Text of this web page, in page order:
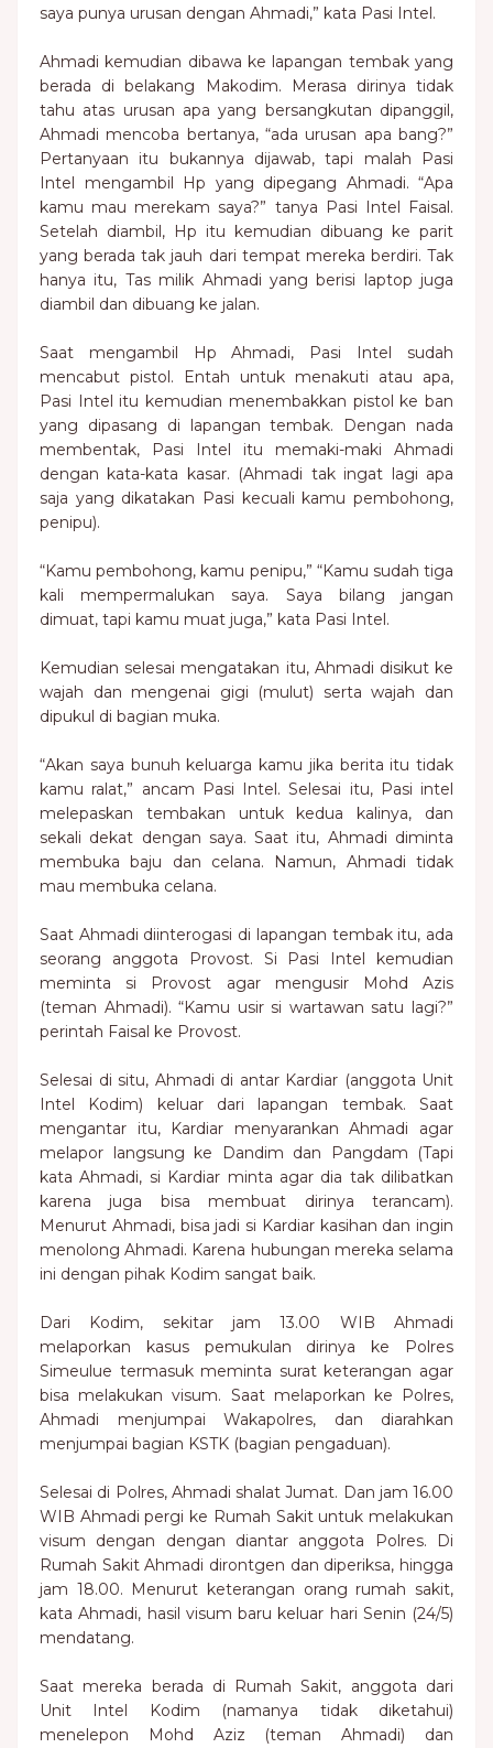
saya punya urusan dengan Ahmadi,” kata Pasi Intel.
Ahmadi kemudian dibawa ke lapangan tembak yang
berada di belakang Makodim. Merasa dirinya tidak
tahu atas urusan apa yang bersangkutan dipanggil,
Ahmadi mencoba bertanya, “ada urusan apa bang?”
Pertanyaan itu bukannya dijawab, tapi malah Pasi
Intel mengambil Hp yang dipegang Ahmadi. “Apa
kamu mau merekam saya?” tanya Pasi Intel Faisal.
Setelah diambil, Hp itu kemudian dibuang ke parit
yang berada tak jauh dari tempat mereka berdiri. Tak
hanya itu, Tas milik Ahmadi yang berisi laptop juga
diambil dan dibuang ke jalan.
Saat mengambil Hp Ahmadi, Pasi Intel sudah
mencabut pistol. Entah untuk menakuti atau apa,
Pasi Intel itu kemudian menembakkan pistol ke ban
yang dipasang di lapangan tembak. Dengan nada
membentak, Pasi Intel itu memaki-maki Ahmadi
dengan kata-kata kasar. (Ahmadi tak ingat lagi apa
saja yang dikatakan Pasi kecuali kamu pembohong,
penipu).
“Kamu pembohong, kamu penipu,” “Kamu sudah tiga
kali mempermalukan saya. Saya bilang jangan
dimuat, tapi kamu muat juga,” kata Pasi Intel.
Kemudian selesai mengatakan itu, Ahmadi disikut ke
wajah dan mengenai gigi (mulut) serta wajah dan
dipukul di bagian muka.
“Akan saya bunuh keluarga kamu jika berita itu tidak
kamu ralat,” ancam Pasi Intel. Selesai itu, Pasi intel
melepaskan tembakan untuk kedua kalinya, dan
sekali dekat dengan saya. Saat itu, Ahmadi diminta
membuka baju dan celana. Namun, Ahmadi tidak
mau membuka celana.
Saat Ahmadi diinterogasi di lapangan tembak itu, ada
seorang anggota Provost. Si Pasi Intel kemudian
meminta si Provost agar mengusir Mohd Azis
(teman Ahmadi). “Kamu usir si wartawan satu lagi?”
perintah Faisal ke Provost.
Selesai di situ, Ahmadi di antar Kardiar (anggota Unit
Intel Kodim) keluar dari lapangan tembak. Saat
mengantar itu, Kardiar menyarankan Ahmadi agar
melapor langsung ke Dandim dan Pangdam (Tapi
kata Ahmadi, si Kardiar minta agar dia tak dilibatkan
karena juga bisa membuat dirinya terancam).
Menurut Ahmadi, bisa jadi si Kardiar kasihan dan ingin
menolong Ahmadi. Karena hubungan mereka selama
ini dengan pihak Kodim sangat baik.
Dari Kodim, sekitar jam 13.00 WIB Ahmadi
melaporkan kasus pemukulan dirinya ke Polres
Simeulue termasuk meminta surat keterangan agar
bisa melakukan visum. Saat melaporkan ke Polres,
Ahmadi menjumpai Wakapolres, dan diarahkan
menjumpai bagian KSTK (bagian pengaduan).
Selesai di Polres, Ahmadi shalat Jumat. Dan jam 16.00
WIB Ahmadi pergi ke Rumah Sakit untuk melakukan
visum dengan dengan diantar anggota Polres. Di
Rumah Sakit Ahmadi dirontgen dan diperiksa, hingga
jam 18.00. Menurut keterangan orang rumah sakit,
kata Ahmadi, hasil visum baru keluar hari Senin (24/5)
mendatang.
Saat mereka berada di Rumah Sakit, anggota dari
Unit Intel Kodim (namanya tidak diketahui)
menelepon Mohd Aziz (teman Ahmadi) dan